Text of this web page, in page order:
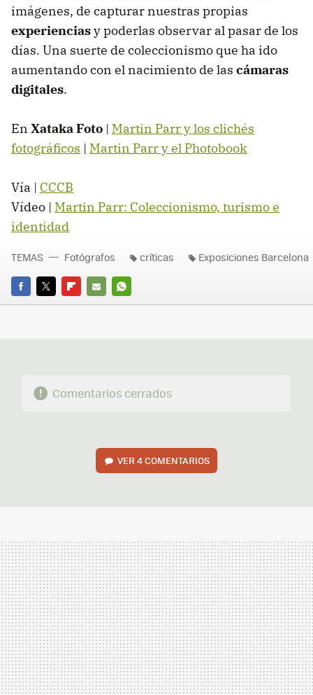
imágenes, de capturar nuestras propias
experienciasy poderlas observar al pasar de los
días. Una suerte de coleccionismo que ha ido
aumentando con el nacimiento de las cámaras
digitales.
En Xataka Foto | Martin Parr y los clichés
fotográficos | Martin Parr y el Photobook
Vía | CCCB
Vídeo | Martin Parr: Coleccionismo, turismo e
identidad
FACEBOOK
TWITTERFLIPBOARD
E-
WHATSAPP
TEMAS Fotógrafos críticas Exposiciones Barcelona
Comentarios cerrados
VER4 COMENTARIOS